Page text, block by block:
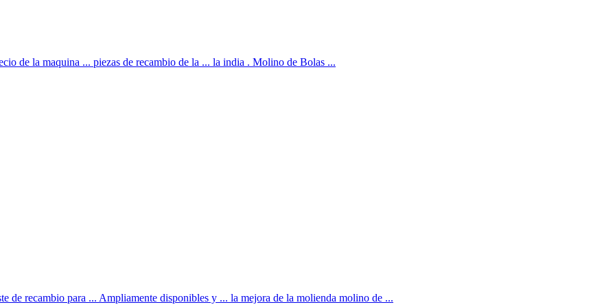
de la maquina ... piezas de recambio de la ... la india . Molino de Bolas ...
de recambio para ... Ampliamente disponibles y ... la mejora de la molienda molino de ...